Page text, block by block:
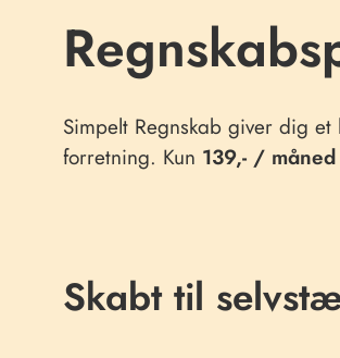
Simpelt Regnskab giver dig
forretning. Kun 139,- / måned
Skabt til